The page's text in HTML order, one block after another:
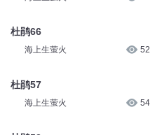
杜鹃66
海上生萤火 52
杜鹃57
海上生萤火 54